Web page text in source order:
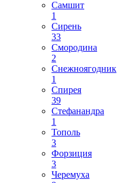
Самшит
1
Сирень
33
Смородина
2
Снежноягодник
1
Спирея
39
Стефанандра
1
Тополь
3
Форзиция
3
Черемуха